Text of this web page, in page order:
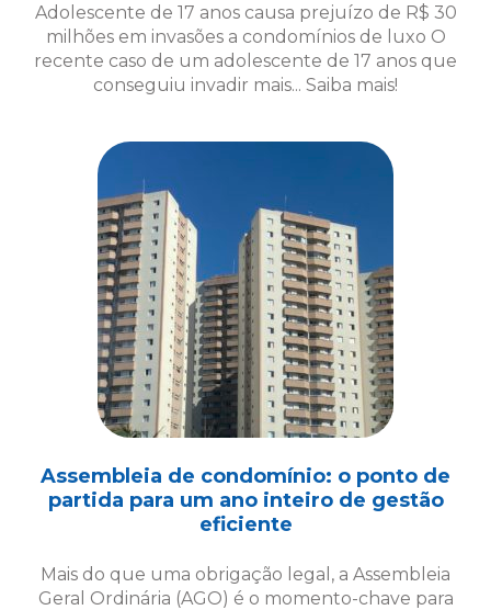
Adolescente de 17 anos causa prejuízo de R$ 30
milhões em invasões a condomínios de luxo O
recente caso de um adolescente de 17 anos que
conseguiu invadir mais... Saiba mais!
Assembleia de condomínio: o ponto de
partida para um ano inteiro de gestão
eficiente
Mais do que uma obrigação legal, a Assembleia
Geral Ordinária (AGO) é o momento-chave para